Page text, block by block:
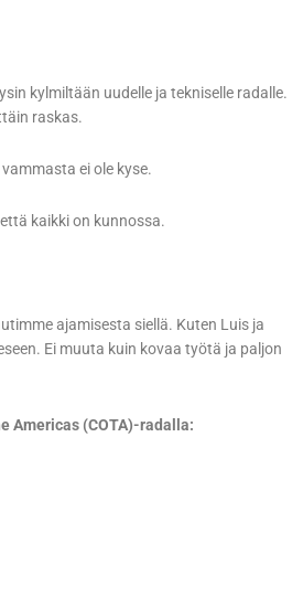
kylmiltään uudelle ja tekniselle radalle.
raskas.
ei ole kyse.
kaikki on kunnossa.
ajamisesta siellä. Kuten Luis ja
Ei muuta kuin kovaa työtä ja paljon
Americas (COTA)-radalla: